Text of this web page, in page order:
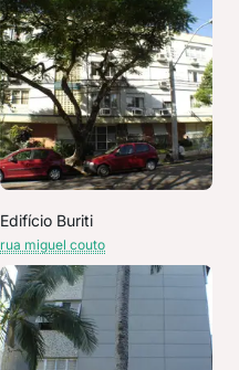
Edifício Buriti
rua miguel couto